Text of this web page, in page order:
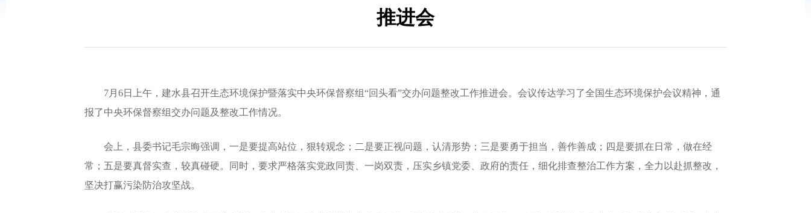
推进会
7月6日上午，建水县召开生态环境保护暨落实中央环保督察组“回头看”交办问题整改工作推进会。会议传达学习了全国生态环境保护会议精神，通
报了中央环保督察组交办问题及整改工作情况。
会上，县委书记毛宗晦强调，一是要提高站位，狠转观念；二是要正视问题，认清形势；三是要勇于担当，善作善成；四是要抓在日常，做在经
常；五是要真督实查，较真碰硬。同时，要求严格落实党政同责、一岗双责，压实乡镇党委、政府的责任，细化排查整治工作方案，全力以赴抓整改，
坚决打赢污染防治攻坚战。